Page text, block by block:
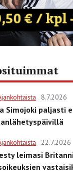
8.7.2026
Simojoki paljasti
22.7.2026
leimasi